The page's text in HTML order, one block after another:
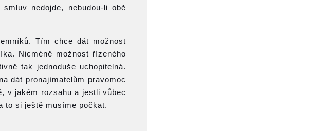
nedojde, nebudou-li obě
Tím chce dát možnost
Nicméně možnost řízeného
tak jednoduše uchopitelná.
dát pronajímatelům pravomoc
v jakém rozsahu a jestli vůbec
to si ještě musíme počkat.